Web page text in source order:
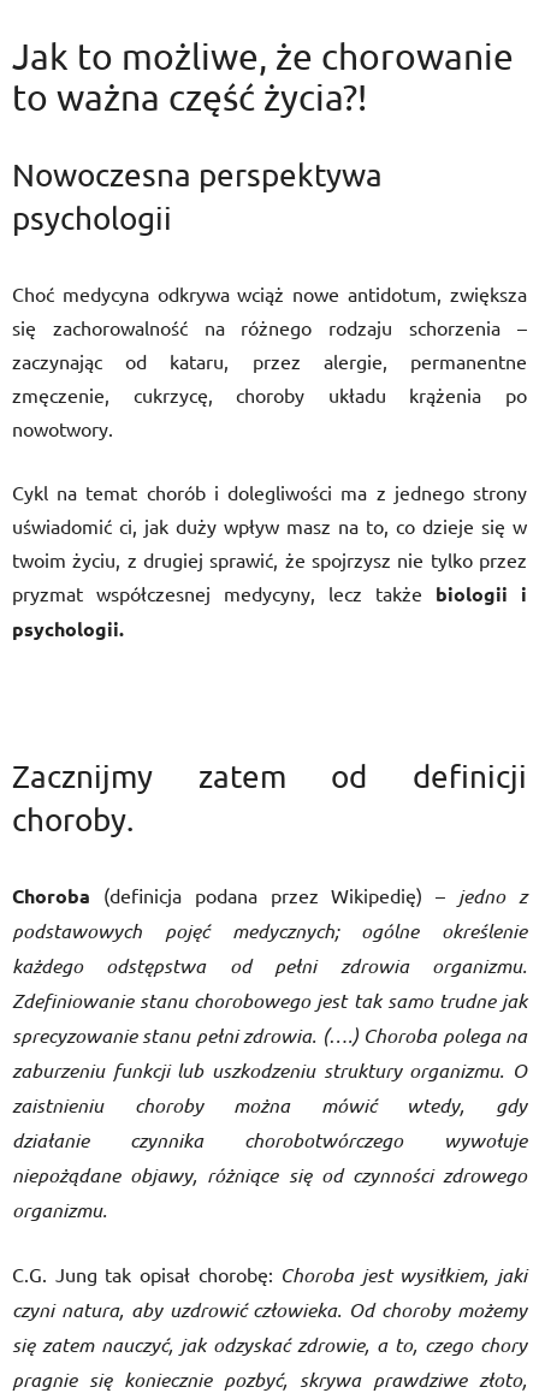
Jak to możliwe, że chorowanie
to ważna część życia?!
Nowoczesna perspektywa
psychologii
Choć medycyna odkrywa wciąż nowe antidotum, zwiększa
się zachorowalność na różnego rodzaju schorzenia –
zaczynając od kataru, przez alergie, permanentne
zmęczenie, cukrzycę, choroby układu krążenia po
nowotwory.
Cykl na temat chorób i dolegliwości ma z jednego strony
uświadomić ci, jak duży wpływ masz na to, co dzieje się w
twoim życiu, z drugiej sprawić, że spojrzysz nie tylko przez
pryzmat współczesnej medycyny, lecz także biologii i
psychologii.
Zacznijmy zatem od definicji
choroby.
Choroba (definicja podana przez Wikipedię) – jedno z
podstawowych pojęć medycznych; ogólne określenie
każdego odstępstwa od pełni zdrowia organizmu.
Zdefiniowanie stanu chorobowego jest tak samo trudne jak
sprecyzowanie stanu pełni zdrowia. (….) Choroba polega na
zaburzeniu funkcji lub uszkodzeniu struktury organizmu. O
zaistnieniu choroby można mówić wtedy, gdy
działanie czynnika chorobotwórczegowywołuje
niepożądane objawy, różniące się od czynności zdrowego
organizmu.
C.G. Jung tak opisał chorobę: Choroba jest wysiłkiem, jaki
czyni natura, aby uzdrowić człowieka. Od choroby możemy
się zatem nauczyć, jak odzyskać zdrowie, a to, czego chory
pragnie się koniecznie pozbyć, skrywa prawdziwe złoto,